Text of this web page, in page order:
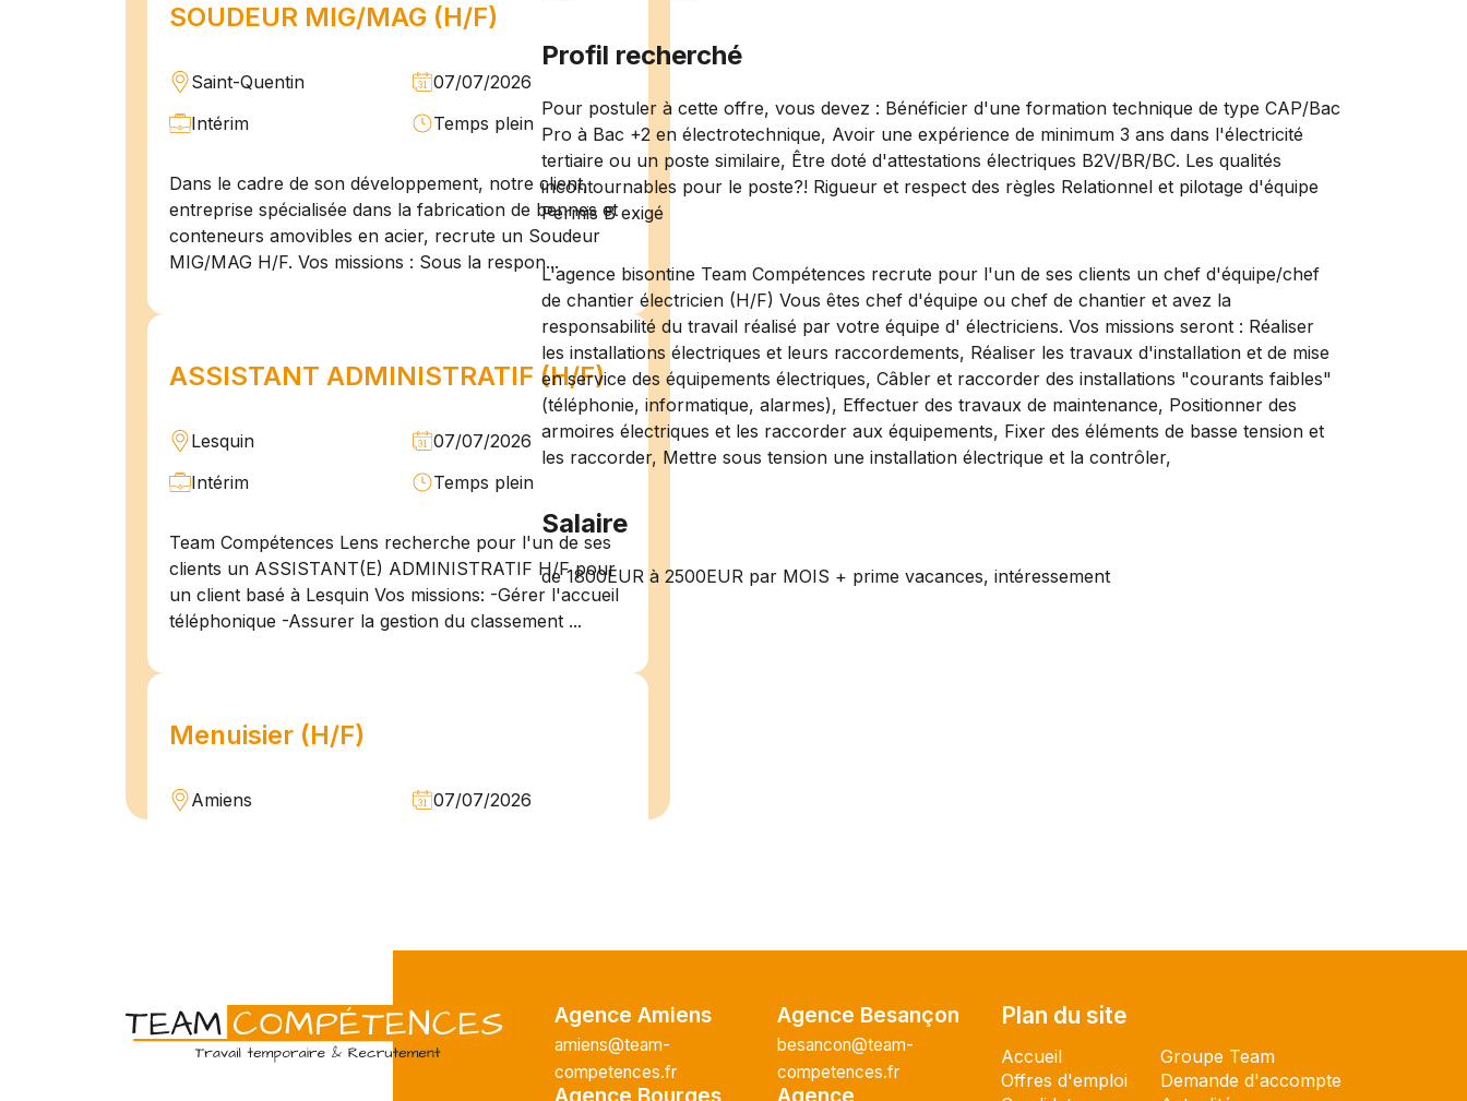
SOUDEUR MIG/MAG (H/F)
Saint-Quentin
07/07/2026
Intérim
Temps plein
Dans le cadre de son développement, notre client,
entreprise spécialisée dans la fabrication de bennes et
conteneurs amovibles en acier, recrute un Soudeur
MIG/MAG H/F. Vos missions : Sous la respon...
ASSISTANT ADMINISTRATIF (H/F)
Lesquin
07/07/2026
Intérim
Temps plein
Team Compétences Lens recherche pour l'un de ses
clients un ASSISTANT(E) ADMINISTRATIF H/F pour
un client basé à Lesquin Vos missions: -Gérer l'accueil
téléphonique -Assurer la gestion du classement ...
Menuisier (H/F)
Amiens
07/07/2026
vue d'une mission longue en intérim. Vous intégrerez
Technicien de maintenance H/F
Profil recherché
Pour postuler à cette offre, vous devez : Bénéficier d'une formation technique de type CAP/Bac
Pro à Bac +2 en électrotechnique, Avoir une expérience de minimum 3 ans dans l'électricité
tertiaire ou un poste similaire, Être doté d'attestations électriques B2V/BR/BC. Les qualités
incontournables pour le poste?! Rigueur et respect des règles Relationnel et pilotage d'équipe
Permis B exigé
L'agence bisontine Team Compétences recrute pour l'un de ses clients un chef d'équipe/chef
de chantier électricien (H/F) Vous êtes chef d'équipe ou chef de chantier et avez la
responsabilité du travail réalisé par votre équipe d' électriciens. Vos missions seront : Réaliser
les installations électriques et leurs raccordements, Réaliser les travaux d'installation et de mise
en service des équipements électriques, Câbler et raccorder des installations "courants faibles"
(téléphonie, informatique, alarmes), Effectuer des travaux de maintenance, Positionner des
armoires électriques et les raccorder aux équipements, Fixer des éléments de basse tension et
les raccorder, Mettre sous tension une installation électrique et la contrôler,
Salaire
de 1800EUR à 2500EUR par MOIS + prime vacances, intéressement
Agence Amiens
amiens@team-
competences.fr
Agence Bourges
Agence Besançon
besancon@team-
competences.fr
Agence
Plan du site
Accueil
Offres d'emploi
Groupe Team
Demande d'accompte